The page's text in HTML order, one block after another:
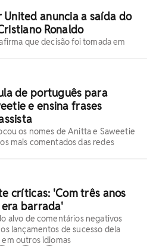
United anuncia a saída do
Ronaldo
que decisão foi tomada em
de português para
e ensina frases
os nomes de Anitta e Saweetie
mais comentados das redes
críticas: 'Com três anos
barrada'
alvo de comentários negativos
lançamentos de sucesso dela
outros idiomas